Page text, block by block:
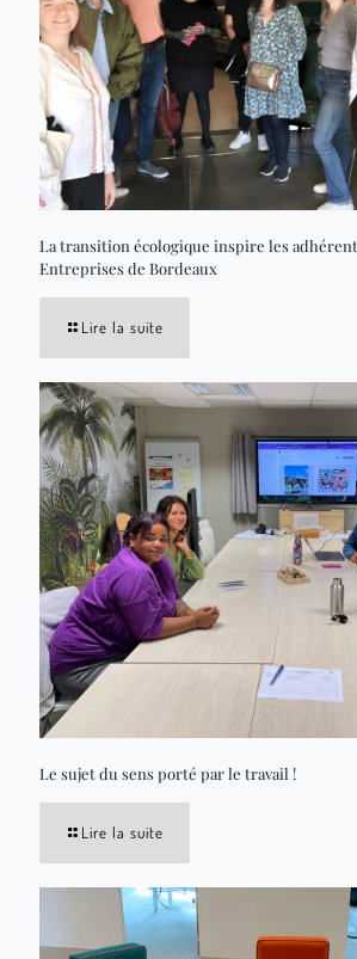
La transition écologique inspire les
Entreprises de Bordeaux
Lire la suite
Le sujet du sens porté par le travail !
Lire la suite